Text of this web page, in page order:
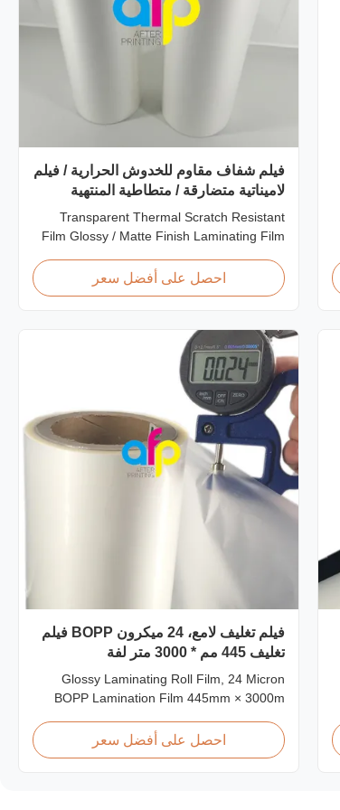
فيلم شفاف مقاوم للخدوش الحرارية / فيلم
لاميناتية متضارقة / متطاطية المنتهية
موافقة SGS
Transparent Thermal Scratch Resistant
Film Glossy / Matte Finish Laminating Film
Scratch Resistant Thermal Lamination Film
China Supplier Item Price Offer Glossy and
Lamination Film China Supplier Material
BOPP + EVA Roll ...
احصل على أفضل سعر
فيلم تغليف لامع، 24 ميكرون BOPP فيلم
تغليف 445 مم * 3000 متر لفة
Glossy Laminating Roll Film, 24 Micron
BOPP Lamination Film 445mm × 3000m
BOPP Thermal Lamination Film, Roll
445mm Wide 3000m Long Product
احصل على أفضل سعر